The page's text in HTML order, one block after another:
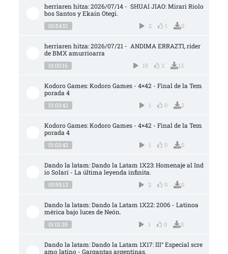
herriaren hitza: 2026/07/14 -  SHUAI JIAO: Mirari Riolo
bos Santos y Ekain Otegi.
00:54:51 2 1 0
herriaren hitza: 2026/07/21 -  ANDIMA ERRAZTI, rider
de BMX amurrioarra
01:00:16 15 2 13
Kodoro Games: Kodoro Games - 4×42 - Final de la Tem
porada 4
01:03:42 1 0 2
Kodoro Games: Kodoro Games - 4×42 - Final de la Tem
porada 4
01:03:42 1 0 0
Dando la latam: Dando la Latam 1X23: Homenaje al Ind
io Solari - La última leyenda infinita.
00:59:13 2 0 0
Dando la latam: Dando la Latam 1X22: 2006 - Latinoa
mérica bajo luces de Neón.
01:01:35 1 0 0
Dando la latam: Dando la Latam 1X17: III° Especial scre
amo latino - Gargantas argentinas.